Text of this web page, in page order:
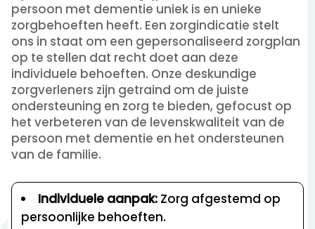
persoon met dementie uniek is en unieke
zorgbehoeften heeft. Een zorgindicatie stelt
ons in staat om een gepersonaliseerd zorgplan
op te stellen dat recht doet aan deze
individuele behoeften. Onze deskundige
zorgverleners zijn getraind om de juiste
ondersteuning en zorg te bieden, gefocust op
het verbeteren van de levenskwaliteit van de
persoon met dementie en het ondersteunen
van de familie.
Individuele aanpak: Zorg afgestemd op
persoonlijke behoeften.